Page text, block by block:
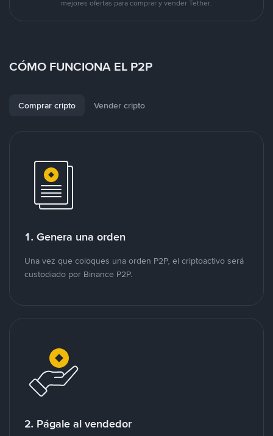
mejores ofertas para comprar y vender Tether.
CÓMO FUNCIONA EL P2P
Comprar cripto Vender cripto
1. Genera una orden
Una vez que coloques una orden P2P, el criptoactivo será
custodiado por Binance P2P.
2. Págale al vendedor